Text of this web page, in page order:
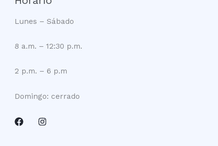
Lunes – Sábado
8 a.m. – 12:30 p.m.
2 p.m. – 6 p.m
Domingo: cerrado